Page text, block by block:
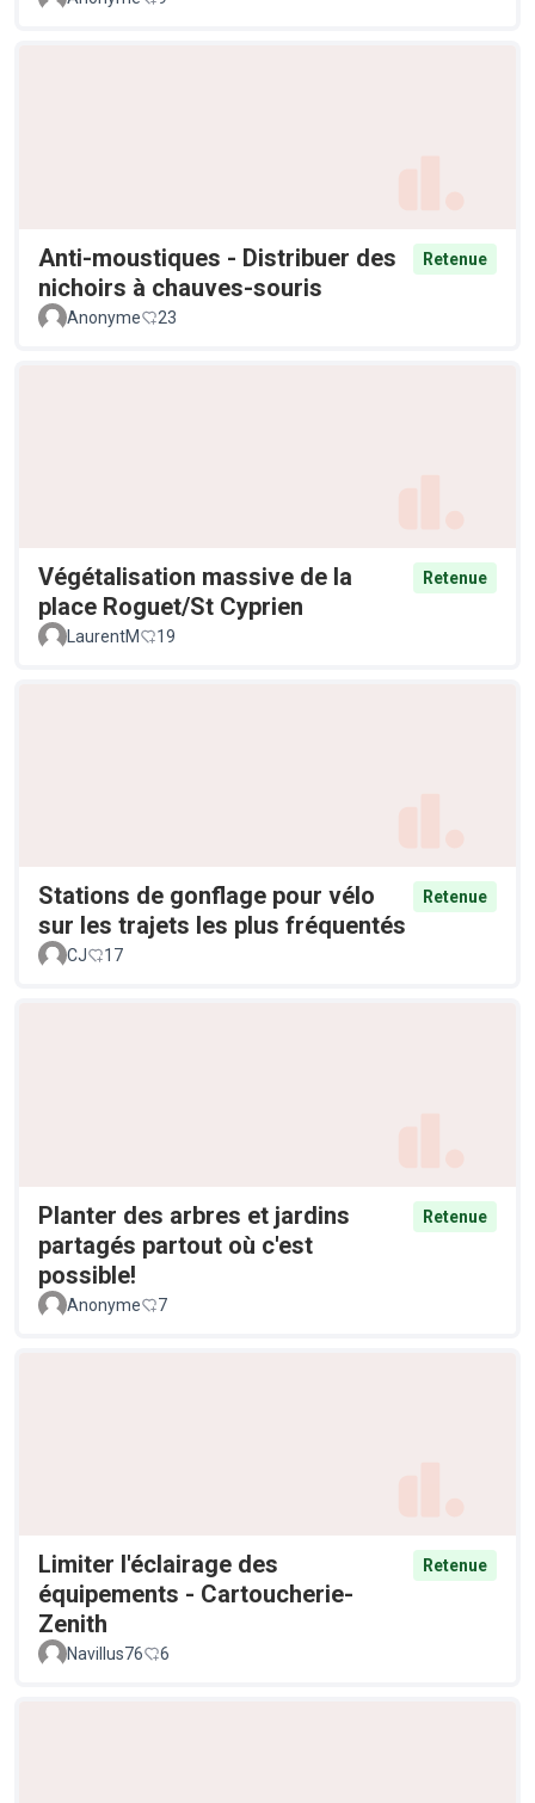
Anti-moustiques - Distribuer des
nichoirs à chauves-souris
Retenue
Anonyme 23
Végétalisation massive de la
place Roguet/St Cyprien
Retenue
LaurentM 19
Stations de gonflage pour vélo
sur les trajets les plus fréquentés
Retenue
CJ 17
Planter des arbres et jardins
partagés partout où c'est
possible!
Retenue
Anonyme 7
Limiter l'éclairage des
équipements - Cartoucherie-
Zenith
Retenue
Navillus76 6